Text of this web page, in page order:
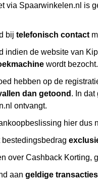
via Spaarwinkelen.nl is
bij telefonisch contact
de website van
wordt bezocht.
hebben op de
dan getoond . In
ontvangt.
hier dus
over Cashback Korting,
aan geldige transacties